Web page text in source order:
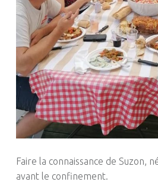
Faire la connaissance de Suzon,
avant le confinement.